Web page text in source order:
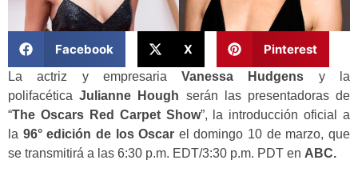
Facebook X Pinterest
La actriz y empresariaVanessa Hudgens y la
polifacéticaJulianne Hough serán las presentadoras de
“The Oscars Red Carpet Show”, la introducción oficial a
la 96° edición de los Oscar el domingo 10 de marzo, que
se transmitirá a las 6:30 p.m. EDT/3:30 p.m. PDT en ABC.